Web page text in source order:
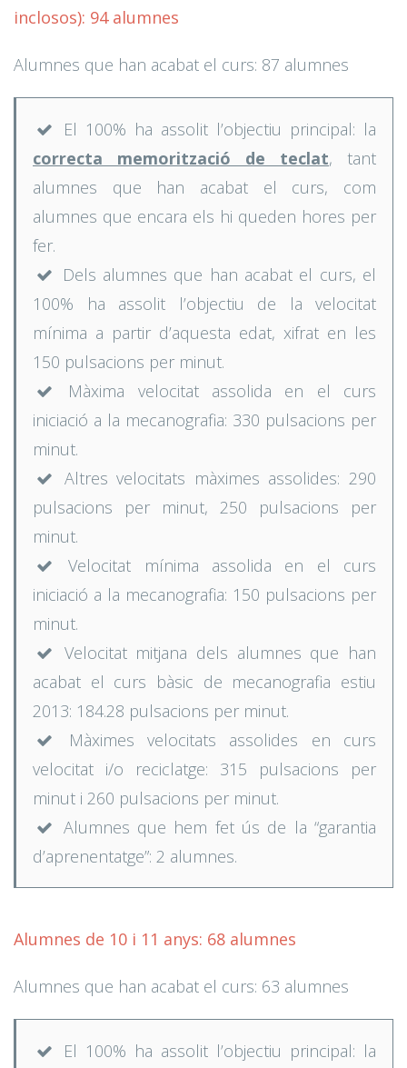
inclosos): 94 alumnes
Alumnes que han acabat el curs: 87 alumnes
El 100% ha assolit l’objectiu principal: la
correcta memorització de teclat, tant
alumnes que han acabat el curs, com
alumnes que encara els hi queden hores per
fer.
Dels alumnes que han acabat el curs, el
100% ha assolit l’objectiu de la velocitat
mínima a partir d’aquesta edat, xifrat en les
150 pulsacions per minut.
Màxima velocitat assolida en el curs
iniciació a la mecanografia: 330 pulsacions per
minut.
Altres velocitats màximes assolides: 290
pulsacions per minut, 250 pulsacions per
minut.
Velocitat mínima assolida en el curs
iniciació a la mecanografia: 150 pulsacions per
minut.
Velocitat mitjana dels alumnes que han
acabat el curs bàsic de mecanografia estiu
2013: 184.28 pulsacions per minut.
Màximes velocitats assolides en curs
velocitat i/o reciclatge: 315 pulsacions per
minut i 260 pulsacions per minut.
Alumnes que hem fet ús de la “garantia
d’aprenentatge”: 2 alumnes.
Alumnes de 10 i 11 anys: 68 alumnes
Alumnes que han acabat el curs: 63 alumnes
El 100% ha assolit l’objectiu principal: la